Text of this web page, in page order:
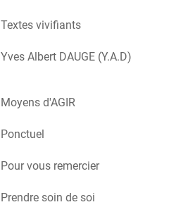
Textes vivifiants
Yves Albert DAUGE (Y.A.D)
Moyens d'AGIR
Ponctuel
Pour vous remercier
Prendre soin de soi